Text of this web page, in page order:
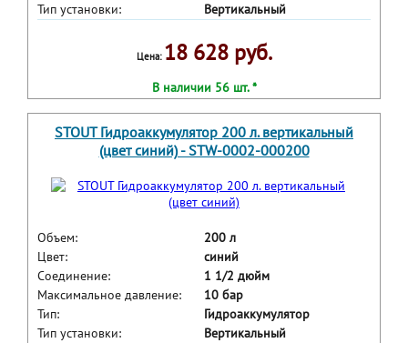
Тип установки:
Вертикальный
Цена: 18 628 руб.
В наличии 56 шт. *
STOUT Гидроаккумулятор 200 л. вертикальный
(цвет синий) - STW-0002-000200
Объем:
200 л
Цвет:
синий
Соединение:
1 1/2 дюйм
Максимальное давление:
10 бар
Тип:
Гидроаккумулятор
Тип установки:
Вертикальный